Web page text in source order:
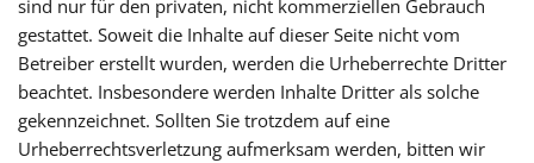
sind nur für den privaten, nicht kommerziellen Gebrauch
gestattet. Soweit die Inhalte auf dieser Seite nicht vom
Betreiber erstellt wurden, werden die Urheberrechte Dritter
beachtet. Insbesondere werden Inhalte Dritter als solche
gekennzeichnet. Sollten Sie trotzdem auf eine
Urheberrechtsverletzung aufmerksam werden, bitten wir